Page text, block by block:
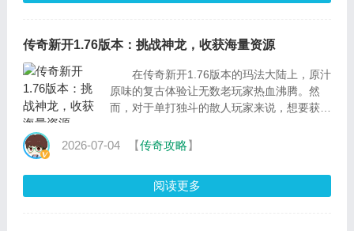
传奇新开1.76版本：挑战神龙，收获海量资源
在传奇新开1.76版本的玛法大陆上，原汁
原味的复古体验让无数老玩家热血沸腾。然
而，对于单打独斗的散人玩家来说，想要获取
2026-07-04 【传奇攻略】
阅读更多